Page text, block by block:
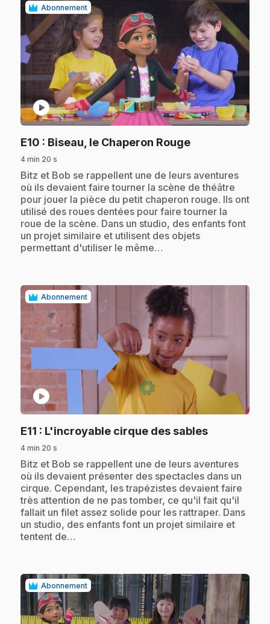
Abonnement
play_circle
E10 : Biseau, le Chaperon Rouge.
4 min 20 s
.Bitz et Bob se rappellent une de leurs aventures
où ils devaient faire tourner la scène de théâtre
pour jouer la pièce du petit chaperon rouge. Ils ont
utilisé des roues dentées pour faire tourner la
roue de la scène. Dans un studio, des enfants font
un projet similaire et utilisent des objets
permettant d'utiliser le même…
Abonnement
play_circle
E11 : L'incroyable cirque des sables.
4 min 20 s
.Bitz et Bob se rappellent une de leurs aventures
où ils devaient présenter des spectacles dans un
cirque. Cependant, les trapézistes devaient faire
très attention de ne pas tomber, ce qu'il fait qu'il
fallait un filet assez solide pour les rattraper. Dans
un studio, des enfants font un projet similaire et
tentent de…
Abonnement